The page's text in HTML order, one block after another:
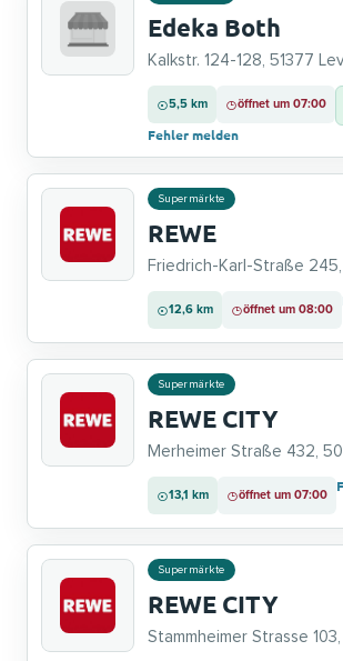
Edeka Both
Kalkstr. 124-128, 51377
5,5 km öffnet um 07:00
Fehler melden
Supermärkte
REWE
Friedrich-Karl-Straße
12,6 km öffnet um 08:00
Supermärkte
REWE CITY
Merheimer Straße 432,
13,1 km öffnet um 07:00
Supermärkte
REWE CITY
Stammheimer Strasse